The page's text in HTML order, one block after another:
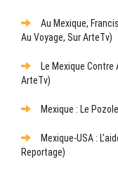
Au Mexique,
Au Voyage, Sur ArteTv)
Le Mexique
ArteTv)
Mexique : Le
Mexique-USA :
Reportage)